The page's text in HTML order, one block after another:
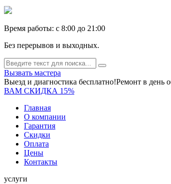
Время работы: c 8:00 до 21:00
Без перерывов и выходных.
Вызвать мастера
Выезд и диагностика бесплатно!Ремонт в день
ВАМ СКИДКА 15%
Главная
О компании
Гарантия
Скидки
Оплата
Цены
Контакты
услуги